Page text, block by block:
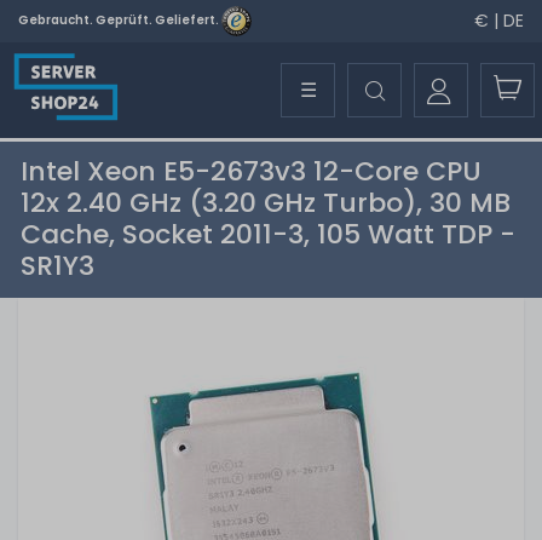
Gebraucht. Geprüft. Geliefert. € | DE
☰
Intel Xeon E5-2673v3 12-Core CPU
12x 2.40 GHz (3.20 GHz Turbo), 30 MB
Cache, Socket 2011-3, 105 Watt TDP -
SR1Y3